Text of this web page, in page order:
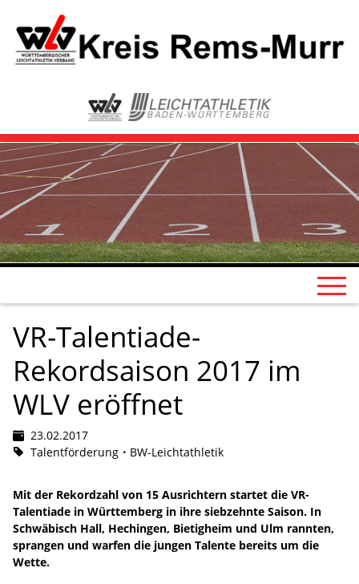
VR-Talentiade-
Rekordsaison 2017 im
WLV eröffnet
23.02.2017
Talentförderung
BW-Leichtathletik
Mit der Rekordzahl von 15 Ausrichtern startet die VR-
Talentiade in Württemberg in ihre siebzehnte Saison. In
Schwäbisch Hall, Hechingen, Bietigheim und Ulm rannten,
sprangen und warfen die jungen Talente bereits um die
Wette.